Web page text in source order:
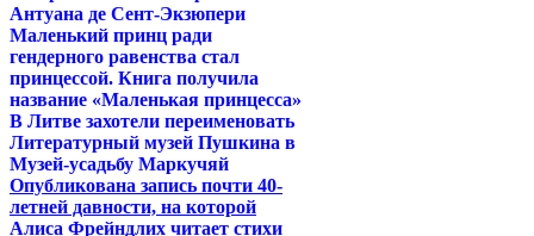
Антуана де Сент-Экзюпери
Маленький принц ради
гендерного равенства стал
принцессой. Книга получила
название «Маленькая принцесса»
В Литве захотели переименовать
Литературный музей Пушкина в
Музей-усадьбу Маркучяй
Опубликована запись почти 40-
летней давности, на которой
Алиса Фрейндлих читает стихи